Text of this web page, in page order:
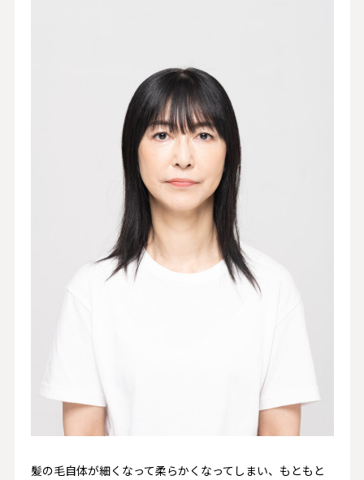
髪の毛自体が細くなって柔らかくなってしまい、もともと